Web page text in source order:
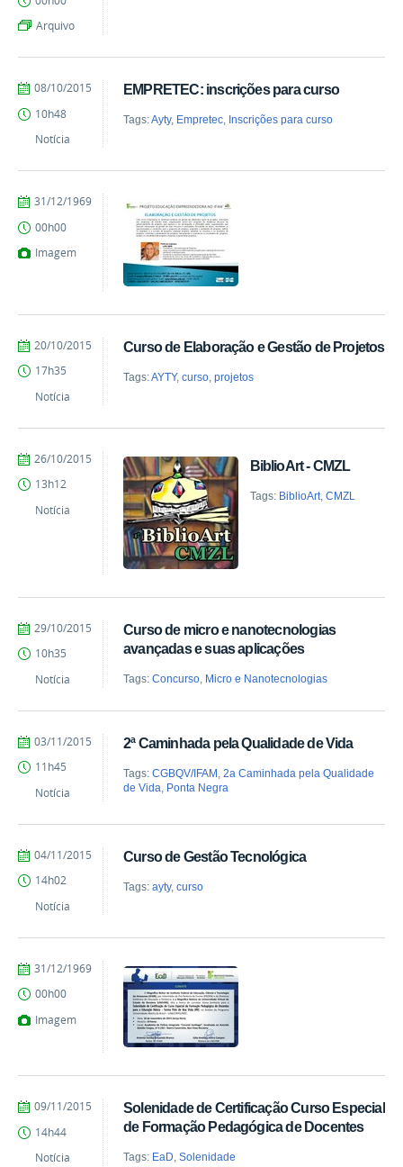
Arquivo
EMPRETEC: inscrições para curso
Tags:Ayty, Empretec, Inscrições para curso
by
Published
08/10/2015
10h48
Notícia
by
Barros
Published
31/12/1969
00h00
Imagem
Curso de Elaboração e Gestão de Projetos
Tags:AYTY,curso ,projetos
by
Barros
Published
20/10/2015
17h35
Notícia
BiblioArt - CMZL
Tags: BiblioArt, CMZL
by
Published
26/10/2015
13h12
Notícia
Curso de micro e nanotecnologias
avançadas e suas aplicações
Tags:Concurso, Micro e Nanotecnologias
by
Published
29/10/2015
10h35
Notícia
2ª Caminhada pela Qualidade de Vida
Tags:CGBQV/IFAM ,2a Caminhada pela Qualidade
de Vida, Ponta Negra
by
Published
03/11/2015
11h45
Notícia
Curso de Gestão Tecnológica
Tags:ayty,curso
by
Barros
Published
04/11/2015
14h02
Notícia
by
Barros
Published
31/12/1969
00h00
Imagem
Solenidade de Certificação Curso Especial
de Formação Pedagógica de Docentes
Tags: EaD,Solenidade
by
Barros
Published
09/11/2015
14h44
Notícia